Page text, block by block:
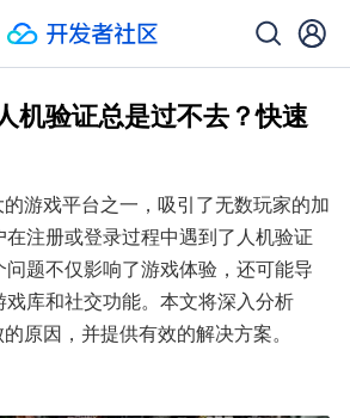
机验证总是过不去？快速
游戏平台之一，吸引了无数玩家的加
注册或登录过程中遇到了人机验证
题不仅影响了游戏体验，还可能导
库和社交功能。本文将深入分析
原因，并提供有效的解决方案。